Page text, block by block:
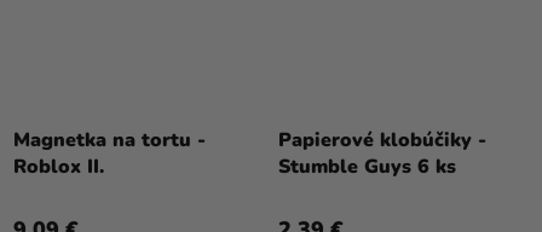
Magnetka na tortu -
Roblox II.
Papierové klobúčiky -
Stumble Guys 6 ks